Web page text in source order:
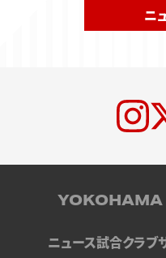
ニ
YOKOHAMA
ニュース試合クラブ